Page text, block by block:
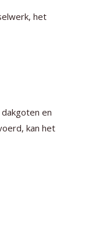
het
en
kan het